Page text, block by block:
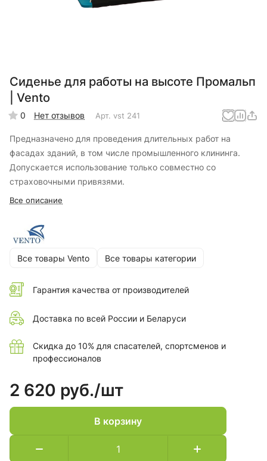
Сиденье для работы на высоте Промальп
| Vento
0 Нет отзывов Арт. vst 241
Предназначено для проведения длительных работ на
фасадах зданий, в том числе промышленного клининга.
Допускается использование только совместно со
страховочными привязями.
Все описание
Все товары Vento Все товары категории
Гарантия качества от производителей
Доставка по всей России и Беларуси
Скидка до 10% для спасателей, спортсменов и
профессионалов
2 620 руб./шт
В корзину